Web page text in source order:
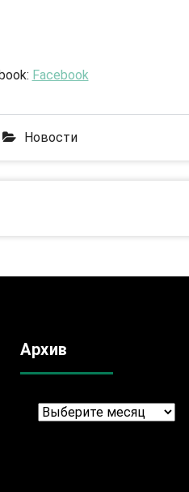
Facebook
Новости
Архив
Архив